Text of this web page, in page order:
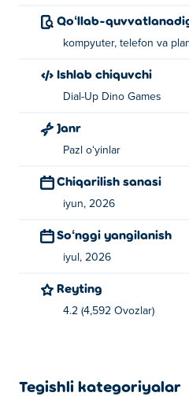
ko'ring!
O'nlab o'yinlarni qanday
10 tagacha qo'shiladigan
sichqonchani raqamlar ustiga
O'nlablarni kim yaratdi!?
Bu ularning Poki!dagi birinchi
mumkin?
mumkin.
"Tens!" o'yinini
Qoʻllab-
kompyuter, telefon va
Ishlab chiquvchi
Dial-Up Dino Games
Janr
Pazl oʻyinlar
Chiqarilish sanasi
iyun, 2026
Soʻnggi yangilanish
iyul, 2026
Reyting
4.2 (4,592 Ovozlar)
Tegishli kategoriyalar